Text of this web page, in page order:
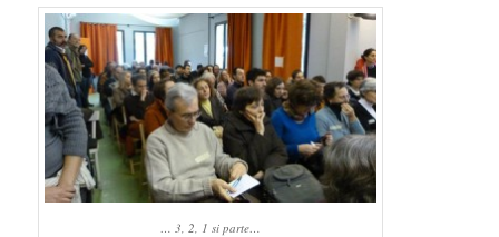
… 3, 2, 1 si parte…